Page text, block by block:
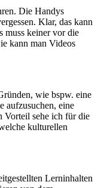
Die Handys
Klar, das kann
muss keiner vor die
kann man Videos
wie bspw. eine
aufzusuchen, eine
Vorteil sehe ich für die
kulturellen
Lerninhalten